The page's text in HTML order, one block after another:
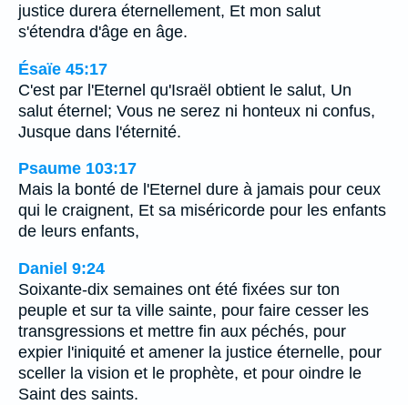
justice durera éternellement, Et mon salut
s'étendra d'âge en âge.
Ésaïe 45:17
C'est par l'Eternel qu'Israël obtient le salut, Un
salut éternel; Vous ne serez ni honteux ni confus,
Jusque dans l'éternité.
Psaume 103:17
Mais la bonté de l'Eternel dure à jamais pour ceux
qui le craignent, Et sa miséricorde pour les enfants
de leurs enfants,
Daniel 9:24
Soixante-dix semaines ont été fixées sur ton
peuple et sur ta ville sainte, pour faire cesser les
transgressions et mettre fin aux péchés, pour
expier l'iniquité et amener la justice éternelle, pour
sceller la vision et le prophète, et pour oindre le
Saint des saints.